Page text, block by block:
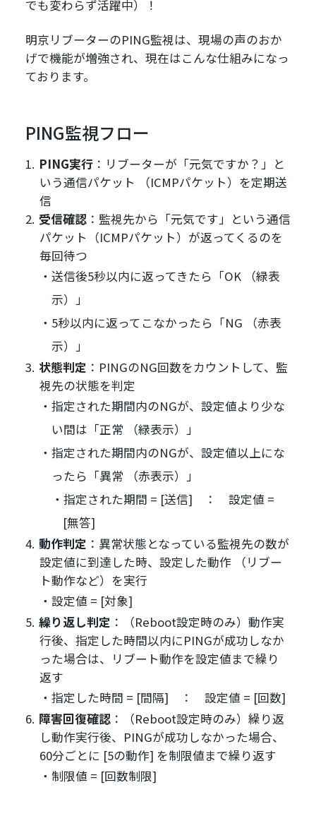
でも変わらず活躍中）！
明京リブーターのPING監視は、現場の声のおか
げで機能が増強され、現在はこんな仕組みになっ
ております。
PING監視フロー
PING実行：リブーターが「元気ですか？」と
いう通信パケット （ICMPパケット）を定期送
信
受信確認：監視先から「元気です」という通信
パケット（ICMPパケット）が返ってくるのを
毎回待つ
送信後5秒以内に返ってきたら「OK （緑表
示）」
5秒以内に返ってこなかったら「NG （赤表
示）」
状態判定 ：PINGのNG回数をカウントして、監
視先の状態を判定
指定された期間内のNGが、設定値より少な
い間は「正常 （緑表示）」
指定された期間内のNGが、設定値以上にな
ったら「異常 （赤表示）」
指定された期間 = [送信] ： 設定値 =
[無答]
動作判定 ：異常状態となっている監視先の数が
設定値に到達した時、設定した動作 （リブー
ト動作など）を実行
設定値 = [対象]
繰り返し判定 ：（Reboot設定時のみ）動作実
行後、指定した時間以内にPINGが成功しなか
った場合は、リブート動作を設定値まで繰り
返す
指定した時間 = [間隔] ： 設定値 = [回数]
障害回復確認：（Reboot設定時のみ）繰り返
し動作実行後、PINGが成功しなかった場合、
60分ごとに [5の動作] を制限値まで繰り返す
制限値 = [回数制限]